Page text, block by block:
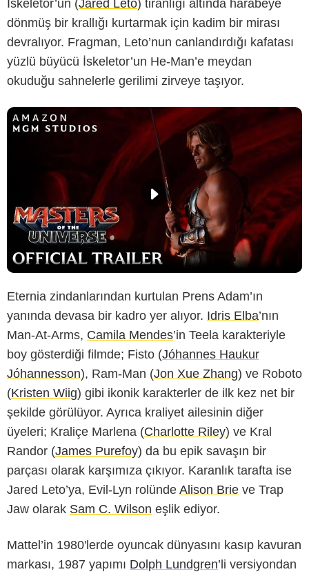
İskeletor’un (Jared Leto) tiranlığı altında harabeye
dönmüş bir krallığı kurtarmak için kadim bir mirası
devralıyor. Fragman, Leto’nun canlandırdığı kafatası
yüzlü büyücü İskeletor’un He-Man’e meydan
okuduğu sahnelerle gerilimi zirveye taşıyor.
Eternia zindanlarından kurtulan Prens Adam’ın
yanında devasa bir kadro yer alıyor. Idris Elba’nın
Man-At-Arms, Camila Mendes’in Teela karakteriyle
boy gösterdiği filmde; Fisto (Jóhannes Haukur
Jóhannesson), Ram-Man (Jon Xue Zhang) ve Roboto
(Kristen Wiig) gibi ikonik karakterler de ilk kez net bir
şekilde görülüyor. Ayrıca kraliyet ailesinin diğer
üyeleri; Kraliçe Marlena (Charlotte Riley) ve Kral
Randor (James Purefoy) da bu epik savaşın bir
parçası olarak karşımıza çıkıyor. Karanlık tarafta ise
Jared Leto’ya, Evil-Lyn rolünde Alison Brie ve Trap
Jaw olarak Sam C. Wilson eşlik ediyor.
Mattel’in 1980'lerde oyuncak dünyasını kasıp kavuran
markası, 1987 yapımı Dolph Lundgren’li versiyondan